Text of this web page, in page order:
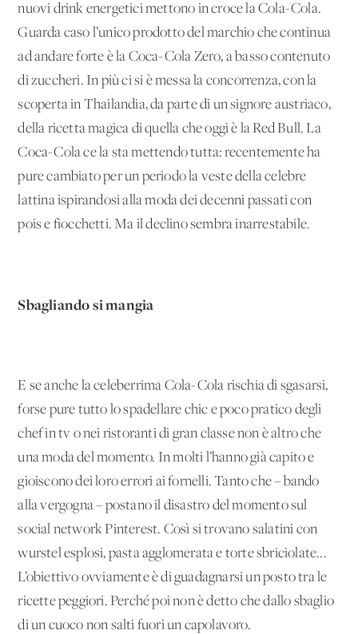
nuovi drink energetici mettono in croce la Cola-Cola.
Guarda caso l’unico prodotto del marchio che continua
ad andare forte è la Coca-Cola Zero, a basso contenuto
di zuccheri. In più ci si è messa la concorrenza, con la
scoperta in Thailandia, da parte di un signore austriaco,
della ricetta magica di quella che oggi è la Red Bull. La
Coca-Cola ce la sta mettendo tutta: recentemente ha
pure cambiato per un periodo la veste della celebre
lattina ispirandosi alla moda dei decenni passati con
pois e fiocchetti. Ma il declino sembra inarrestabile.
Sbagliando si mangia
E se anche la celeberrima Cola-Cola rischia di sgasarsi,
forse pure tutto lo spadellare chic e poco pratico degli
chef in tv o nei ristoranti di gran classe non è altro che
una moda del momento. In molti l’hanno già capito e
gioiscono dei loro errori ai fornelli. Tanto che – bando
alla vergogna – postano il disastro del momento sul
social network Pinterest. Così si trovano salatini con
wurstel esplosi, pasta agglomerata e torte sbriciolate...
L’obiettivo ovviamente è di guadagnarsi un posto tra le
ricette peggiori. Perché poi non è detto che dallo sbaglio
di un cuoco non salti fuori un capolavoro.